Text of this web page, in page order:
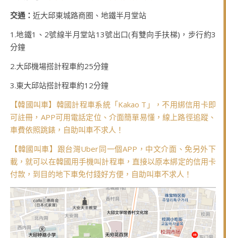
交通： 近大邱東城路商圈、地鐵半月堂站
1.地鐵1、2號線半月堂站13號出口(有雙向手扶梯)，步行約3
分鐘
2.大邱機場搭計程車約25分鐘
3.東大邱站搭計程車約12分鐘
【韓國叫車】韓國計程車系統「Kakao T」，不用綁信用卡即
可註冊，APP可用電話定位、介面簡單易懂，線上路徑追蹤、
車費依照跳錶，自助叫車不求人！
【韓國叫車】跟台灣Uber同一個APP，中文介面、免另外下
載，就可以在韓國用手機叫計程車，直接以原本綁定的信用卡
付款，到目的地下車免付錢好方便，自助叫車不求人！